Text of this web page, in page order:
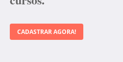
CADASTRAR AGORA!